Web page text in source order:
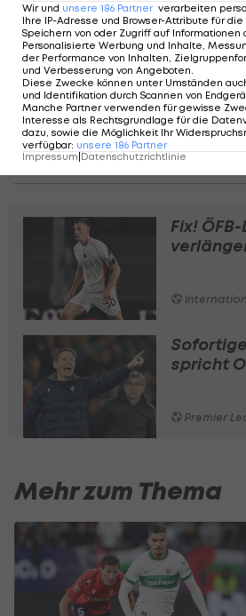
Ein Beitrag geteilt von ESPN
Fix!
spricht
Premier
Mehr zum Thema
Wir und unsere 186 Partner verarbeiten
Ihre IP-Adresse und Browser-Attribute für
Speichern von oder Zugriff auf Informationen
Personalisierte Werbung und Inhalte,
der Performance von Inhalten,
und Verbesserung von Angeboten
Diese Zwecke können unter Umständen
und Identifikation durch Scannen von
Manche Partner verwenden für gewisse
Interesse als Rechtsgrundlage für die
dazu, sowie die Möglichkeit Ihr
verfügbar: unsere 186 Partner
Impressum|Datenschutzrichtlinie